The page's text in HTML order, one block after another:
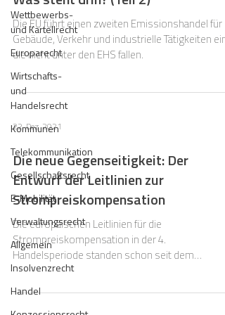
Wettbewerbs-
und Kartellrecht
Europarecht
Wirtschafts-
und
Handelsrecht
Kommunen
Telekommunikation
Gesellschaftsrecht
E-Mobilität
Verwaltungsrecht
Allgemein
Insolvenzrecht
Handel
Die EU führt einen zweiten Emissionshandel für
Gebäude, Verkehr und industrielle Tätigkeiten ein,
die nicht unter den EHS fallen.
22. Dez. 2021
Die neue Gegenseitigkeit: Der
Entwurf der Leitlinien zur
Strompreiskompensation
Die europäischen Leitlinien für die
Strompreiskompensation in der 4.
Handelsperiode standen schon seit dem
25.9.2020 im Amtsblatt der EU.